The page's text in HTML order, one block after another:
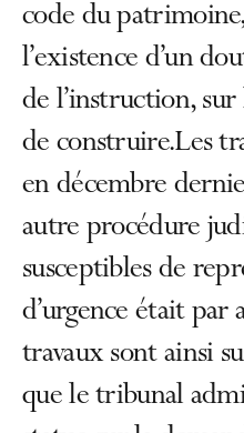
code du
l’existence d’un
de l’instruction,
de construire.Les
en décembre
autre procédure
susceptibles de
d’urgence était par
travaux sont ainsi
que le tribunal